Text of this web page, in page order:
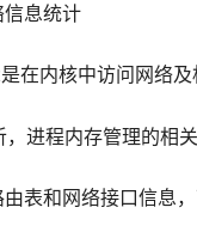
息统计
在内核中访问网络及
，进程内存管理的相
表和网络接口信息